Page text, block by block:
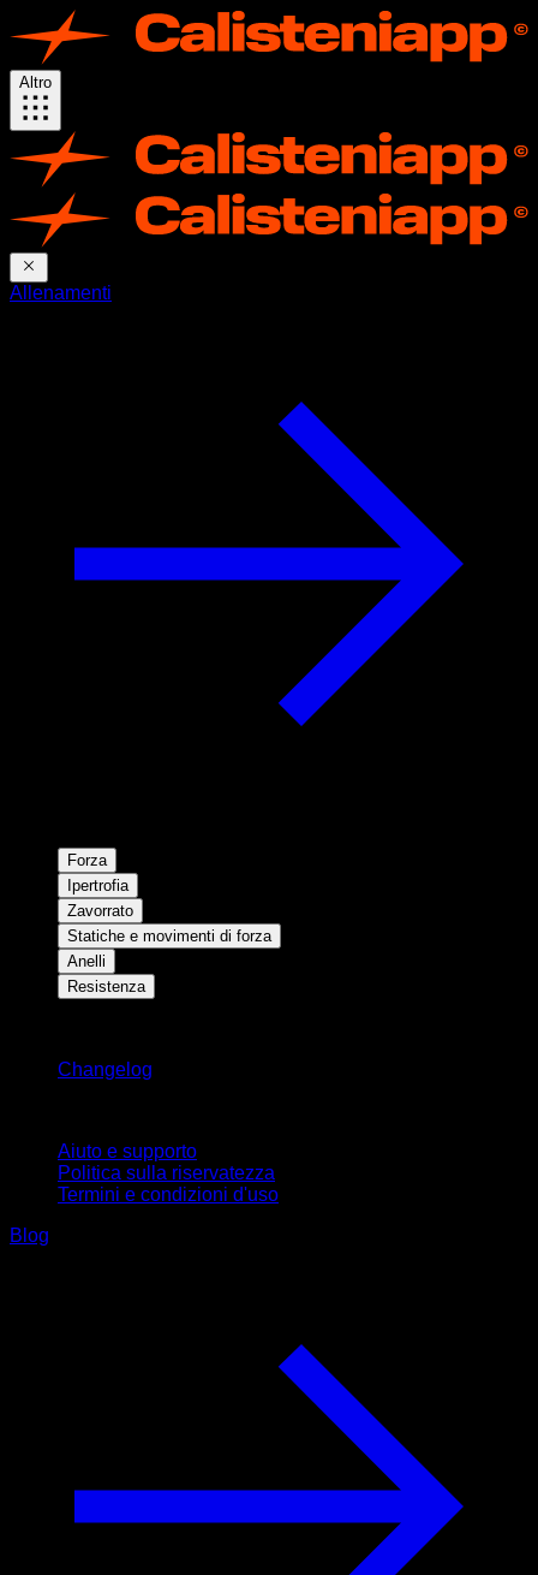
Altro
Allenamenti
Forza
Ipertrofia
Zavorrato
Statiche e movimenti di forza
Anelli
Resistenza
Changelog
Aiuto e supporto
Politica sulla riservatezza
Termini e condizioni d'uso
Blog